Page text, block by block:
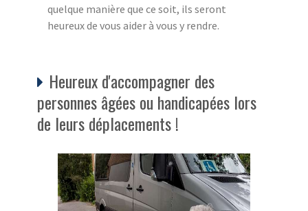
quelque manière que ce soit, ils seront
heureux de vous aider à vous y rendre.
Heureux d'accompagner des
personnes âgées ou handicapées lors
de leurs déplacements !